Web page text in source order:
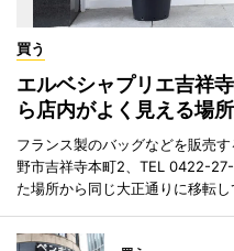
買う
エルベシャプリエ吉祥
ら店内がよく見える場
フランス製のバッグなどを販売
野市吉祥寺本町2、TEL 0422-
た場所から同じ大正通りに移転し